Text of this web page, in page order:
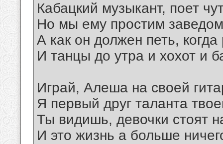
Кабацкий музыкант, поет
Но мы ему простим
А как он должен петь, когда
И танцы до утра и хохот и
Играй, Алеша на своей
Я первый друг таланта
Ты видишь, девочки стоят
И это жизнь а больше